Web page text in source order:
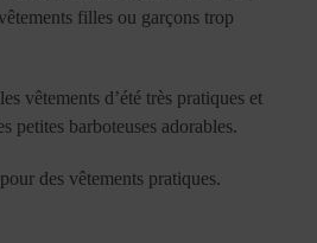
filles ou garçons trop
vêtements d’été très pratiques et
petites barboteuses adorables.
des vêtements pratiques.